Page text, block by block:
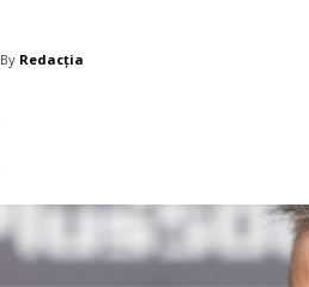
By Redacția